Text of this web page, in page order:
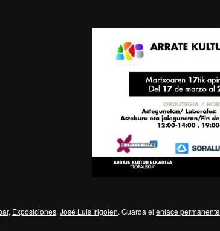
, Exposiciones, José Luis Irigoien. Guarda el enlace permanente